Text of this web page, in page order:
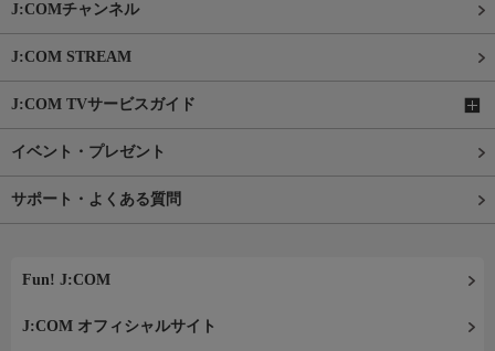
J:COMチャンネル
J:COM STREAM
J:COM TVサービスガイド
イベント・プレゼント
サポート・よくある質問
Fun! J:COM
J:COM オフィシャルサイト